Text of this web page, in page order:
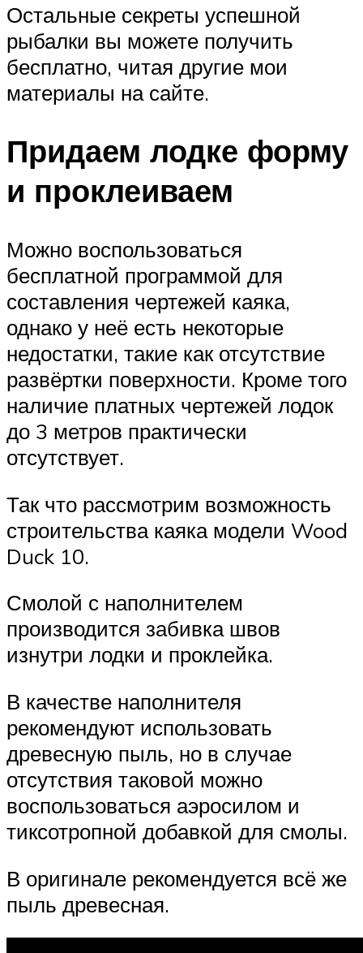
Остальные секреты успешной
рыбалки вы можете получить
бесплатно, читая другие мои
материалы на сайте.
Придаем лодке форму
и проклеиваем
Можно воспользоваться
бесплатной программой для
составления чертежей каяка,
однако у неё есть некоторые
недостатки, такие как отсутствие
развёртки поверхности. Кроме того
наличие платных чертежей лодок
до 3 метров практически
отсутствует.
Так что рассмотрим возможность
строительства каяка модели Wood
Duck 10.
Смолой с наполнителем
производится забивка швов
изнутри лодки и проклейка.
В качестве наполнителя
рекомендуют использовать
древесную пыль, но в случае
отсутствия таковой можно
воспользоваться аэросилом и
тиксотропной добавкой для смолы.
В оригинале рекомендуется всё же
пыль древесная.